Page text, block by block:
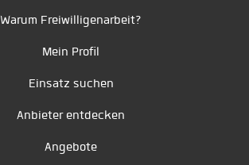
Warum Freiwilligenarbeit?
Mein Profil
Einsatz suchen
Anbieter entdecken
Angebote